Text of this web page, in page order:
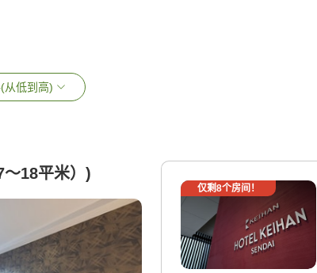
从低到高)
18平米）)
仅剩8个房间！